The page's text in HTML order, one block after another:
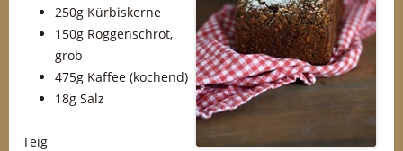
250g Kürbiskerne
150g Roggenschrot,
grob
475g Kaffee (kochend)
18g Salz
Teig